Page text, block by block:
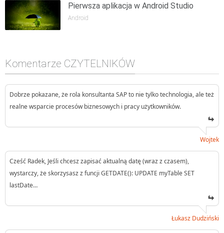
Pierwsza aplikacja w Android Studio
Android
Komentarze CZYTELNIKÓW
Dobrze pokazane, że rola konsultanta SAP to nie tylko technologia, ale też
realne wsparcie procesów biznesowych i pracy użytkowników.
Wojtek
Cześć Radek, Jeśli chcesz zapisać aktualną datę (wraz z czasem),
wystarczy, że skorzysasz z funcji GETDATE(): UPDATE myTable SET
lastDate…
Łukasz Dudziński